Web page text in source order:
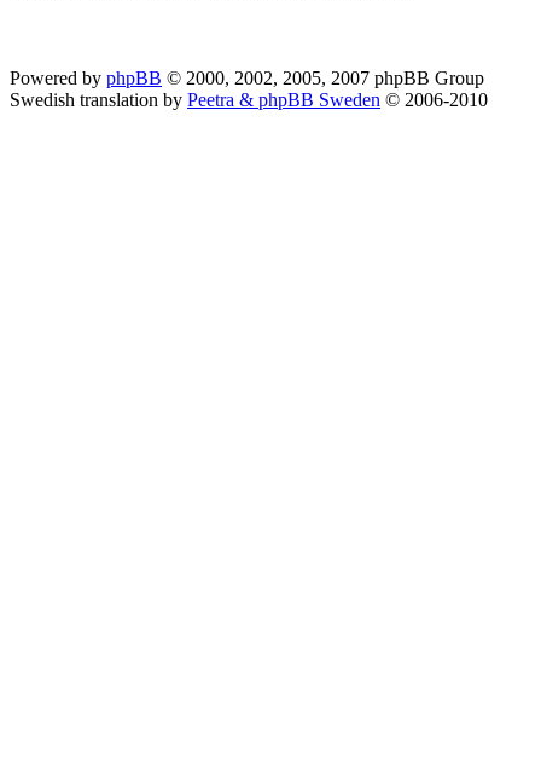
Powered by phpBB © 2000, 2002, 2005, 2007 phpBB Group
Swedish translation by Peetra & phpBB Sweden © 2006-2010